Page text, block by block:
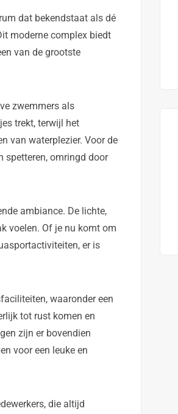
dat bekendstaat als dé
moderne complex biedt
van de grootste
zwemmers als
trekt, terwijl het
van waterplezier. Voor de
spetteren, omringd door
ambiance. De lichte,
voelen. Of je nu komt om
er is
waaronder een
tot rust komen en
zijn er bovendien
voor een leuke en
die altijd